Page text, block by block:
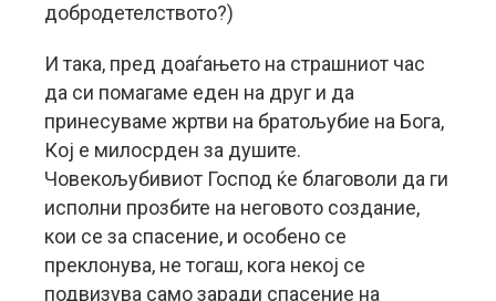
добродетелството?)
И така, пред доаѓањето на страшниот час
да си помагаме еден на друг и да
принесуваме жртви на братољубие на Бога,
Кој е милосрден за душите.
Човекољубивиот Господ ќе благоволи да ги
исполни прозбите на неговото создание,
кои се за спасение, и особено се
преклонува, не тогаш, кога некој се
подвизува само заради спасение на